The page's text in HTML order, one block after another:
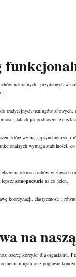
naturalnych i przydatnych w
tradycyjnych treningów siłowych,
takich jak podnoszenie
które wymagają synchronizacji
wymaga stabilności,
zakresu ruchów w stawach
samopoczucie na co dzień.
koordynacji, elastyczności i
na
szereg korzyści dla organizmu.
mięśni oraz poprawie